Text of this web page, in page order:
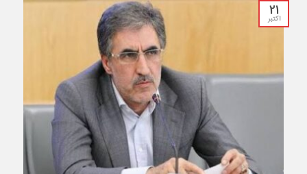
21
اکتبر